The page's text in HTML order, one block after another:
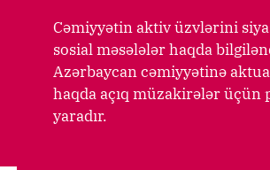
Cəmiyyətin aktiv üzvlərini
sosial məsələlər haqda
Azərbaycan cəmiyyətinə
haqda açıq müzakirələr üçün
yaradır.